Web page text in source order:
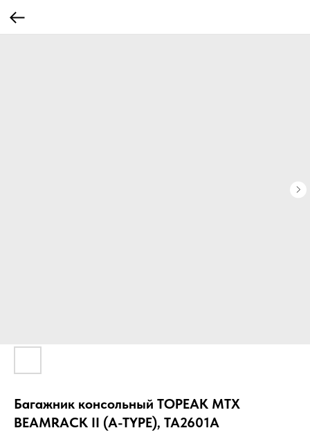
Багажник консольный TOPEAK MTX
BEAMRACK II (A-TYPE), TA2601A